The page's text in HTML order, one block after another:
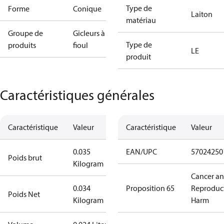
Forme Conique
Groupe de
produits
Gicleurs à
fioul
Type de
matériau
Laiton
Type de
produit
LE
Caractéristiques générales
Caractéristique Valeur
Poids brut
0.035
Kilogram
Poids Net
0.034
Kilogram
Caractéristique Valeur
EAN/UPC
Proposition 65
Cancer
Harm